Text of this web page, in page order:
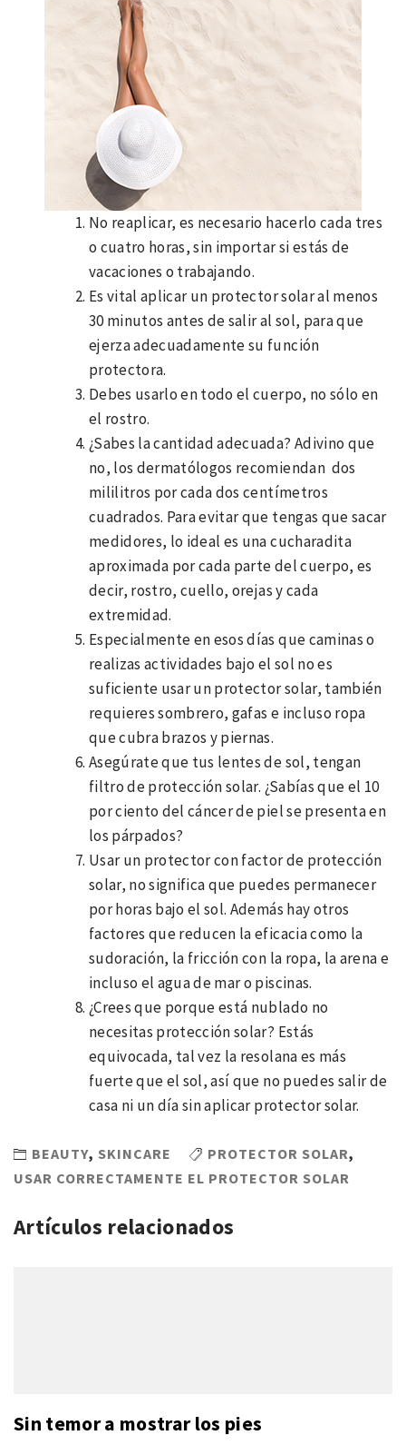
No reaplicar, es necesario hacerlo cada tres
o cuatro horas, sin importar si estás de
vacaciones o trabajando.
Es vital aplicar un protector solar al menos
30 minutos antes de salir al sol, para que
ejerza adecuadamente su función
protectora.
Debes usarlo en todo el cuerpo, no sólo en
el rostro.
¿Sabes la cantidad adecuada? Adivino que
no, los dermatólogos recomiendan dos
mililitros por cada dos centímetros
cuadrados. Para evitar que tengas que sacar
medidores, lo ideal es una cucharadita
aproximada por cada parte del cuerpo, es
decir, rostro, cuello, orejas y cada
extremidad.
Especialmente en esos días que caminas o
realizas actividades bajo el sol no es
suficiente usar un protector solar, también
requieres sombrero, gafas e incluso ropa
que cubra brazos y piernas.
Asegúrate que tus lentes de sol, tengan
filtro de protección solar. ¿Sabías que el 10
por ciento del cáncer de piel se presenta en
los párpados?
Usar un protector con factor de protección
solar, no significa que puedes permanecer
por horas bajo el sol. Además hay otros
factores que reducen la eficacia como la
sudoración, la fricción con la ropa, la arena e
incluso el agua de mar o piscinas.
¿Crees que porque está nublado no
necesitas protección solar? Estás
equivocada, tal vez la resolana es más
fuerte que el sol, así que no puedes salir de
casa ni un día sin aplicar protector solar.
BEAUTY, SKINCARE PROTECTOR SOLAR,
USAR CORRECTAMENTE EL PROTECTOR SOLAR
Artículos relacionados
Sin temor a mostrar los pies